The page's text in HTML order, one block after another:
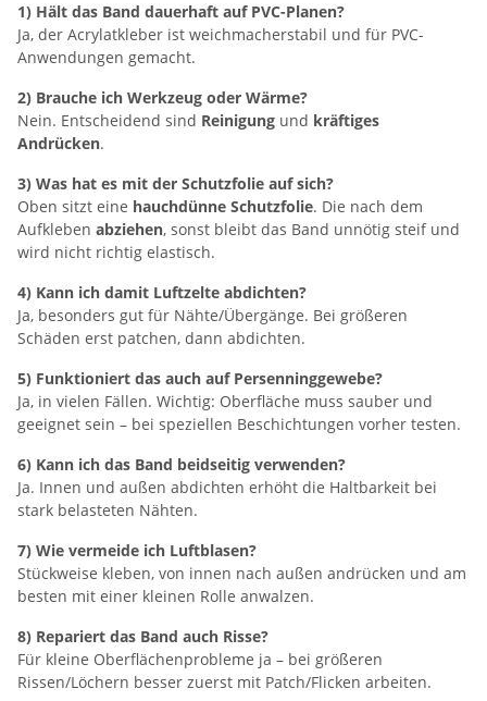
1) Hält das Band dauerhaft auf PVC-Planen?
Ja, der Acrylatkleber ist weichmacherstabil und für PVC-
Anwendungen gemacht.
2) Brauche ich Werkzeug oder Wärme?
Nein. Entscheidend sind Reinigung und kräftiges
Andrücken.
3) Was hat es mit der Schutzfolie auf sich?
Oben sitzt eine hauchdünne Schutzfolie. Die nach dem
Aufkleben abziehen, sonst bleibt das Band unnötig steif und
wird nicht richtig elastisch.
4) Kann ich damit Luftzelte abdichten?
Ja, besonders gut für Nähte/Übergänge. Bei größeren
Schäden erst patchen, dann abdichten.
5) Funktioniert das auch auf Persenninggewebe?
Ja, in vielen Fällen. Wichtig: Oberfläche muss sauber und
geeignet sein – bei speziellen Beschichtungen vorher testen.
6) Kann ich das Band beidseitig verwenden?
Ja. Innen und außen abdichten erhöht die Haltbarkeit bei
stark belasteten Nähten.
7) Wie vermeide ich Luftblasen?
Stückweise kleben, von innen nach außen andrücken und am
besten mit einer kleinen Rolle anwalzen.
8) Repariert das Band auch Risse?
Für kleine Oberflächenprobleme ja – bei größeren
Rissen/Löchern besser zuerst mit Patch/Flicken arbeiten.